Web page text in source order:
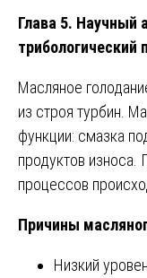
Глава 5. Научный
трибологический
Масляное
из строя турбин.
функции: смазка
продуктов износа.
процессов
Причины
Низкий